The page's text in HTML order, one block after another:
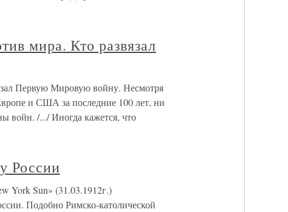
мира. Кто развязал
Первую Мировую войну. Несмотря
и США за последние 100 лет, ни
войн. /.../ Иногда кажется, что
России
York Sun» (31.03.1912г.)
Подобно Римско-католической